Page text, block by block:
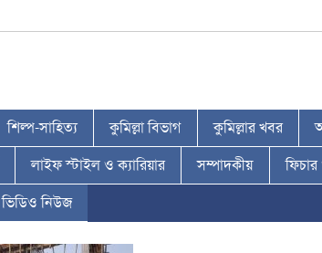
শিল্প-সাহিত্য কুমিল্লা বিভাগ কুমিল্লার খবর
লাইফ স্টাইল ও ক্যারিয়ার সম্পাদকীয়
ভিডিও নিউজ